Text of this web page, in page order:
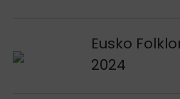
Eusko
2024
Voir publication